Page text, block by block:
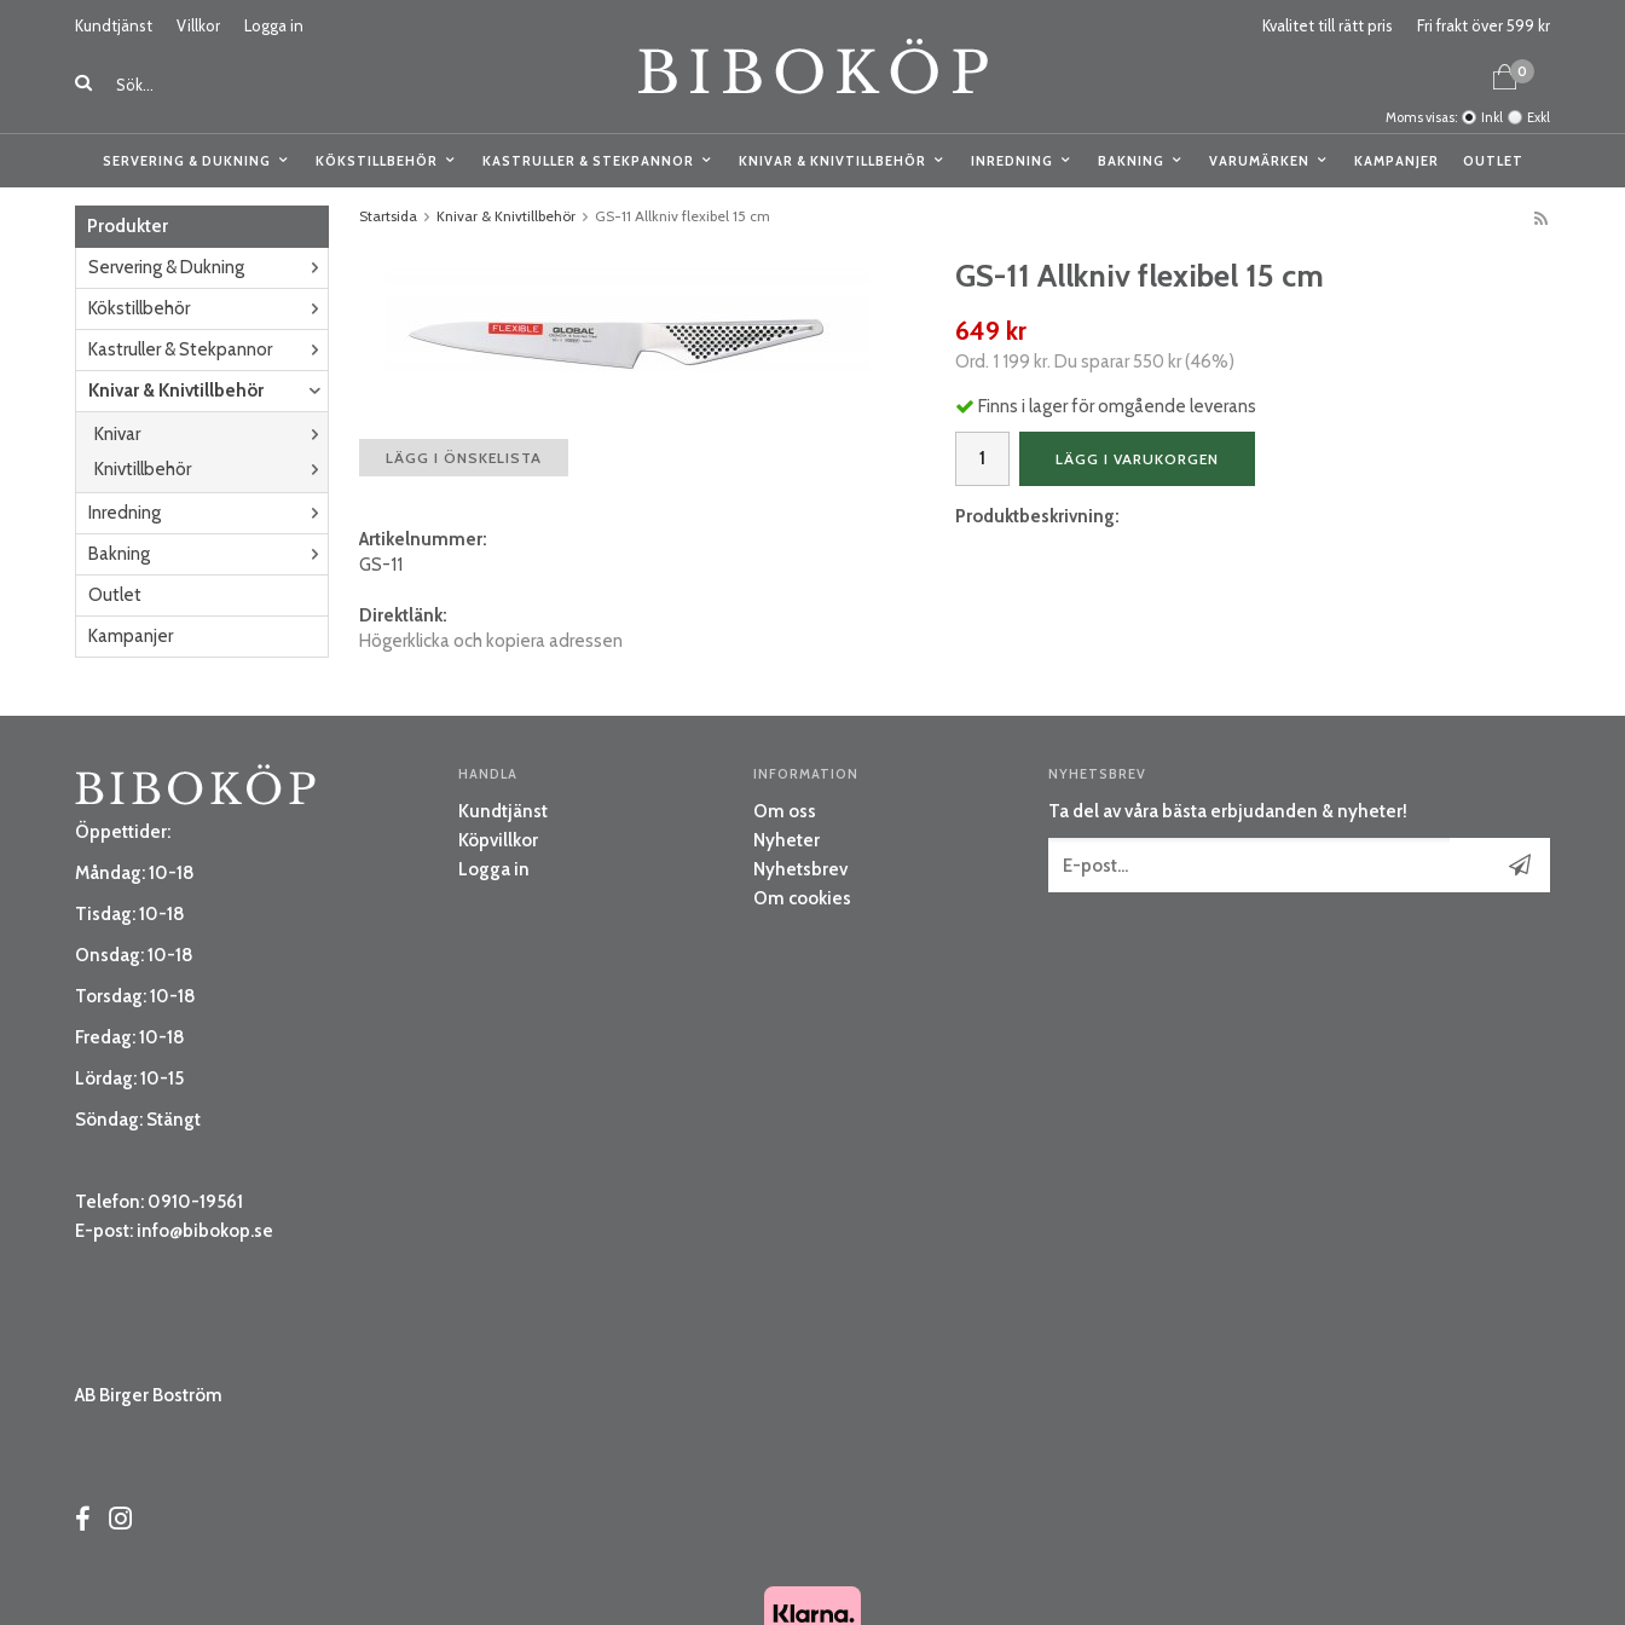
Kundtjänst Villkor Logga in Kvalitet till rätt pris Fri frakt över 599 kr
0
Moms visas: Inkl Exkl
SERVERING & DUKNING KÖKSTILLBEHÖR KASTRULLER & STEKPANNOR KNIVAR & KNIVTILLBEHÖR INREDNING BAKNING VARUMÄRKEN KAMPANJER OUTLET
Produkter
Servering & Dukning
Kökstillbehör
Kastruller & Stekpannor
Knivar & Knivtillbehör
Knivar
Knivtillbehör
Inredning
Bakning
Outlet
Kampanjer
Startsida Knivar & Knivtillbehör GS-11 Allkniv flexibel 15 cm
GS-11 Allkniv flexibel 15 cm
649 kr
Ord. 1 199 kr. Du sparar550 kr(46%)
Finns i lager för omgående leverans
LÄGG I VARUKORGEN
Produktbeskrivning:
LÄGG I ÖNSKELISTA
Artikelnummer:
GS-11
Direktlänk:
Högerklicka och kopiera adressen
Öppettider:
Måndag: 10-18
Tisdag: 10-18
Onsdag: 10-18
Torsdag: 10-18
Fredag: 10-18
Lördag: 10-15
Söndag: Stängt
Telefon: 0910-19561
E-post: info@bibokop.se
AB Birger Boström
HANDLA
Kundtjänst
Köpvillkor
Logga in
INFORMATION
Om oss
Nyheter
Nyhetsbrev
Om cookies
NYHETSBREV
Ta del av våra bästa erbjudanden & nyheter!